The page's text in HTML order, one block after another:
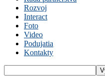
Rozvoj
Interact
Foto
Video
Podujatia
Kontakty